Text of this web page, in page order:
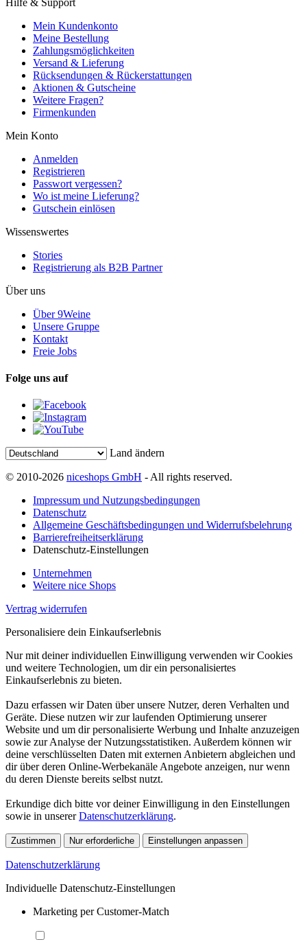
Hilfe & Support
Mein Kundenkonto
Meine Bestellung
Zahlungsmöglichkeiten
Versand & Lieferung
Rücksendungen & Rückerstattungen
Aktionen & Gutscheine
Weitere Fragen?
Firmenkunden
Mein Konto
Anmelden
Registrieren
Passwort vergessen?
Wo ist meine Lieferung?
Gutschein einlösen
Wissenswertes
Stories
Registrierung als B2B Partner
Über uns
Über 9Weine
Unsere Gruppe
Kontakt
Freie Jobs
Folge uns auf
Land ändern
© 2010-2026 niceshops GmbH - All rights reserved.
Impressum und Nutzungsbedingungen
Datenschutz
Allgemeine Geschäftsbedingungen und Widerrufsbelehrung
Barrierefreiheitserklärung
Datenschutz-Einstellungen
Unternehmen
Weitere nice Shops
Vertrag widerrufen
Personalisiere dein Einkaufserlebnis
Nur mit deiner individuellen Einwilligung verwenden wir Cookies
und weitere Technologien, um dir ein personalisiertes
Einkaufserlebnis zu bieten.
Dazu erfassen wir Daten über unsere Nutzer, deren Verhalten und
Geräte. Diese nutzen wir zur laufenden Optimierung unserer
Website und um dir personalisierte Werbung und Inhalte anzuzeigen
sowie zur Analyse der Nutzungsstatistiken. Außerdem können wir
deine verschlüsselten Daten mit externen Anbietern abgleichen und
dir über deren Online-Werbekanäle Angebote anzeigen, nur wenn
du deren Dienste bereits selbst nutzt.
Erkundige dich bitte vor deiner Einwilligung in den Einstellungen
sowie in unsererDatenschutzerklärung.
Zustimmen Nur erforderliche Einstellungen anpassen
Datenschutzerklärung
Individuelle Datenschutz-Einstellungen
Marketing per Customer-Match